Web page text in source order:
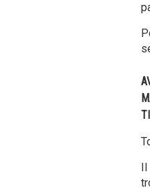
Il